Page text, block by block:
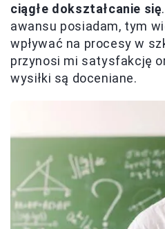
ciągłe dokształcanie się
awansu posiadam, tym
wpływać na procesy w
przynosi mi satysfakcję
wysiłki są doceniane.